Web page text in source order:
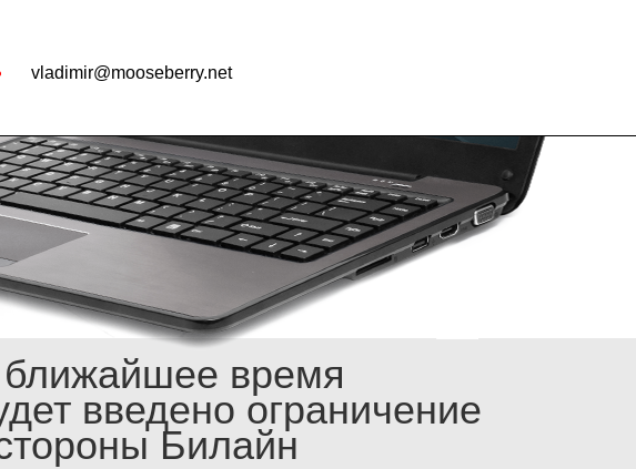
vladimir@mooseberry.net
время
введено ограничение
Билайн